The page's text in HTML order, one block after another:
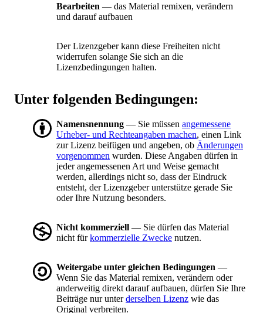
Bearbeiten — das Material remixen, verändern
und darauf aufbauen
Der Lizenzgeber kann diese Freiheiten nicht
widerrufen solange Sie sich an die
Lizenzbedingungen halten.
Unter folgenden Bedingungen:
Namensnennung — Sie müssen angemessene
Urheber- und Rechteangaben machen, einen Link
zur Lizenz beifügen und angeben, ob Änderungen
vorgenommen wurden. Diese Angaben dürfen in
jeder angemessenen Art und Weise gemacht
werden, allerdings nicht so, dass der Eindruck
entsteht, der Lizenzgeber unterstütze gerade Sie
oder Ihre Nutzung besonders.
Nicht kommerziell — Sie dürfen das Material
nicht fürkommerzielle Zwecke nutzen.
Weitergabe unter gleichen Bedingungen —
Wenn Sie das Material remixen, verändern oder
anderweitig direkt darauf aufbauen, dürfen Sie Ihre
Beiträge nur unterderselben Lizenz wie das
Original verbreiten.